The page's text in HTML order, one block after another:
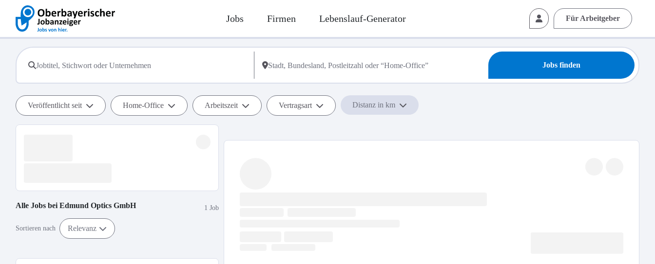
Jobs Firmen Lebenslauf-Generator Für Arbeitgeber
Jobs finden
Veröffentlicht seit Home-Office Arbeitszeit Vertragsart Distanz in km
Alle Jobs bei Edmund Optics GmbH 1 Job
Sortieren nach Relevanz